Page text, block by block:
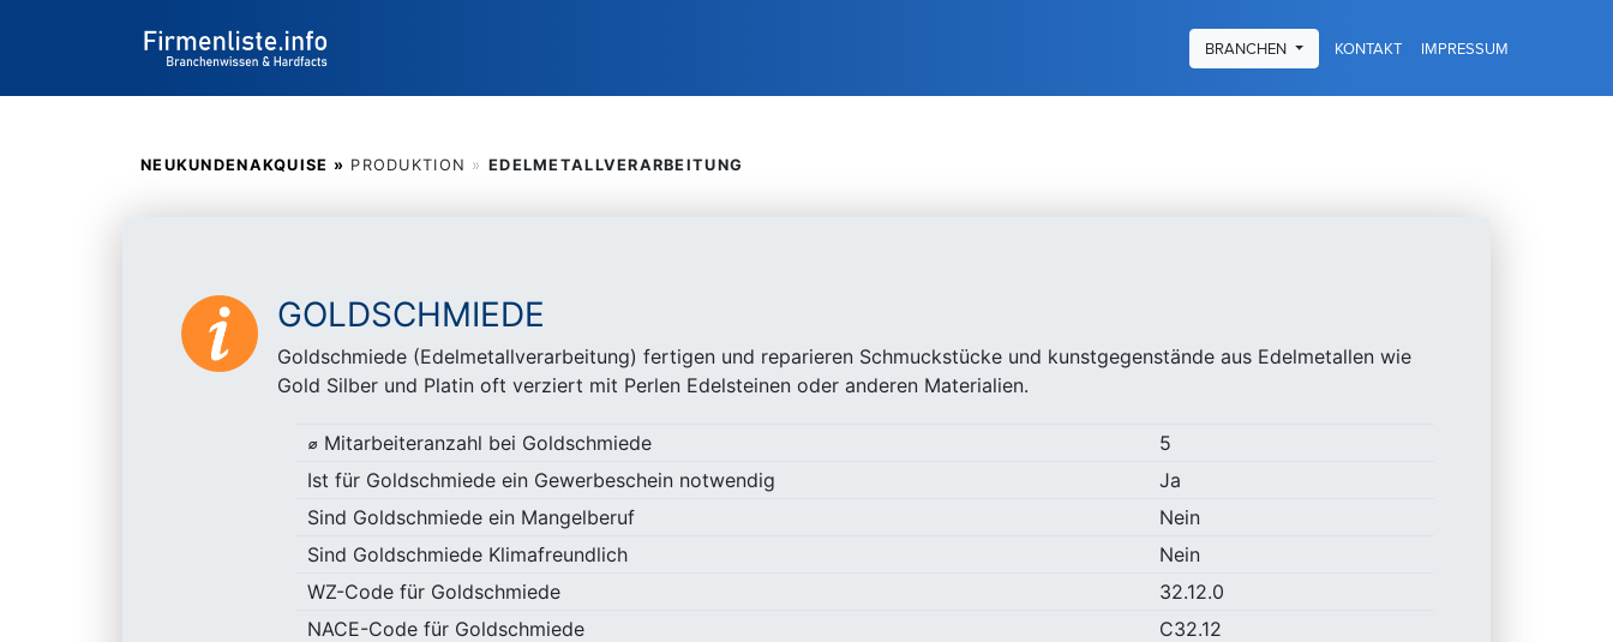
BRANCHEN KONTAKT IMPRESSUM
NEUKUNDENAKQUISE » PRODUKTION » EDELMETALLVERARBEITUNG
GOLDSCHMIEDE
Goldschmiede (Edelmetallverarbeitung) fertigen und reparieren Schmuckstücke und kunstgegenstände aus Edelmetallen wie
Gold Silber und Platin oft verziert mit Perlen Edelsteinen oder anderen Materialien.
⌀ Mitarbeiteranzahl bei Goldschmiede
5
Ist für Goldschmiede ein Gewerbeschein notwendig
Ja
Sind Goldschmiede ein Mangelberuf
Nein
Sind Goldschmiede Klimafreundlich
Nein
WZ-Code für Goldschmiede
32.12.0
NACE-Code für Goldschmiede
C32.12